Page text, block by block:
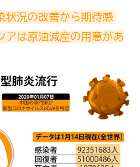
状況の改善から期待感
アは原油減産の用意があ